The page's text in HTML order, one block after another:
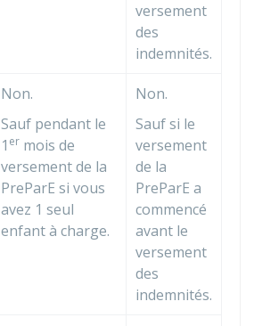
versement
des
indemnités.
Non.
Sauf pendant le
1 er mois de
versement de la
PreParE si vous
avez 1 seul
enfant à charge.
Non.
Sauf si le
versement
de la
PreParE a
commencé
avant le
versement
des
indemnités.